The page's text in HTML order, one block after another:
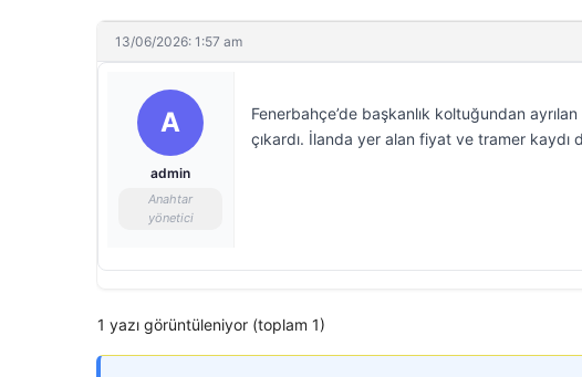
13/06/2026: 1:57 am
A
admin
Anahtar
yönetici
Fenerbahçe’de başkanlık koltuğundan
çıkardı. İlanda yer alan fiyat ve tramer kaydı
1 yazı görüntüleniyor (toplam 1)